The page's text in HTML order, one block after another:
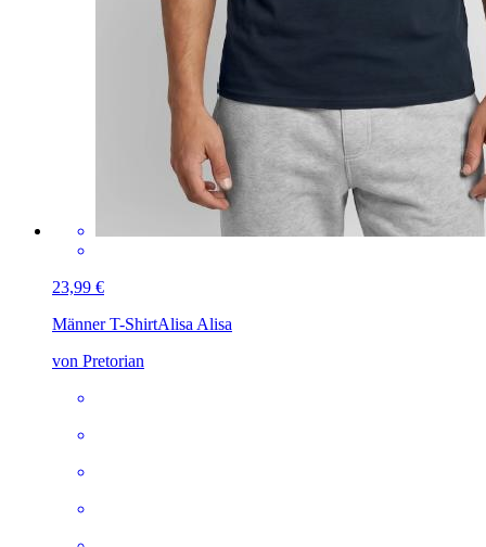
23,99 €
Männer T-ShirtAlisa Alisa
von Pretorian